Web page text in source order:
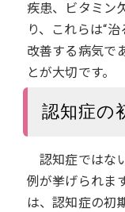
疾患、ビタミン
り、これらは“
改善する病気で
とが大切です。
認知症の
認知症ではな
例が挙げられま
は、認知症の初